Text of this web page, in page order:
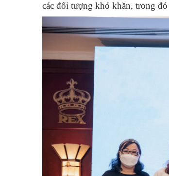
các đối tượng khó khăn, trong